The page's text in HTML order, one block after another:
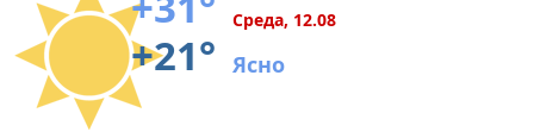
+21°
Среда, 12.08
Ясно